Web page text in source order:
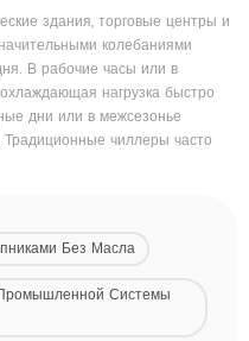
здания, торговые центры и
колебаниями
В рабочие часы или в
нагрузка быстро
дни или в межсезонье
чиллеры часто
Без Масла
Системы